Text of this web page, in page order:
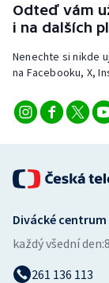
Odteď vám
i na dalších
Nenechte si nikde
na Facebooku, X,
Divácké centrum
každý všední den:
261 136 113